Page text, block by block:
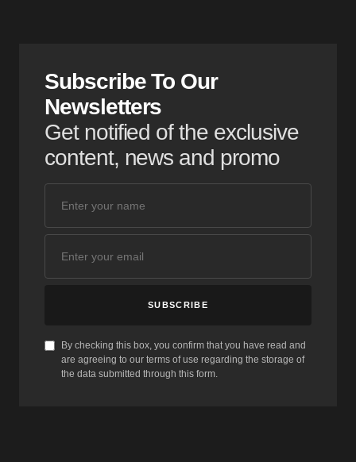
Subscribe To Our
Newsletters
Get notified of the exclusive
content, news and promo
SUBSCRIBE
By checking this box, you confirm that you have read and
are agreeing to our terms of use regarding the storage of
the data submitted through this form.